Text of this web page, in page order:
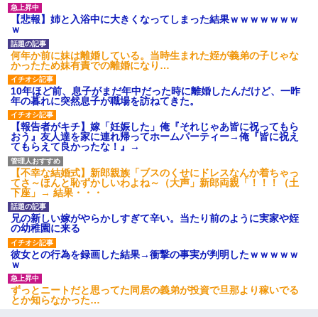
【悲報】姉と入浴中に大きくなってしまった結果ｗｗｗｗｗｗｗ
ｗ
何年か前に妹は離婚している。当時生まれた姪が義弟の子じゃな
かったため妹有責での離婚になり…
10年ほど前、息子がまだ年中だった時に離婚したんだけど、一昨
年の暮れに突然息子が職場を訪ねてきた。
【報告者がキチ】嫁「妊娠した」俺『それじゃあ皆に祝ってもら
おう』友人達を家に連れ帰ってホームパーティー→俺『皆に祝え
てもらえて良かったな！』→
【不幸な結婚式】新郎親族「ブスのくせにドレスなんか着ちゃっ
てさ～ほんと恥ずかしいわよね～（大声」新郎両親「！！！（土
下座」→ 結果・・・
兄の新しい嫁がやらかしすぎて辛い。当たり前のように実家や姪
の幼稚園に来る
彼女との行為を録画した結果→衝撃の事実が判明したｗｗｗｗｗ
ｗ
ずっとニートだと思ってた同居の義弟が投資で旦那より稼いでる
とか知らなかった…